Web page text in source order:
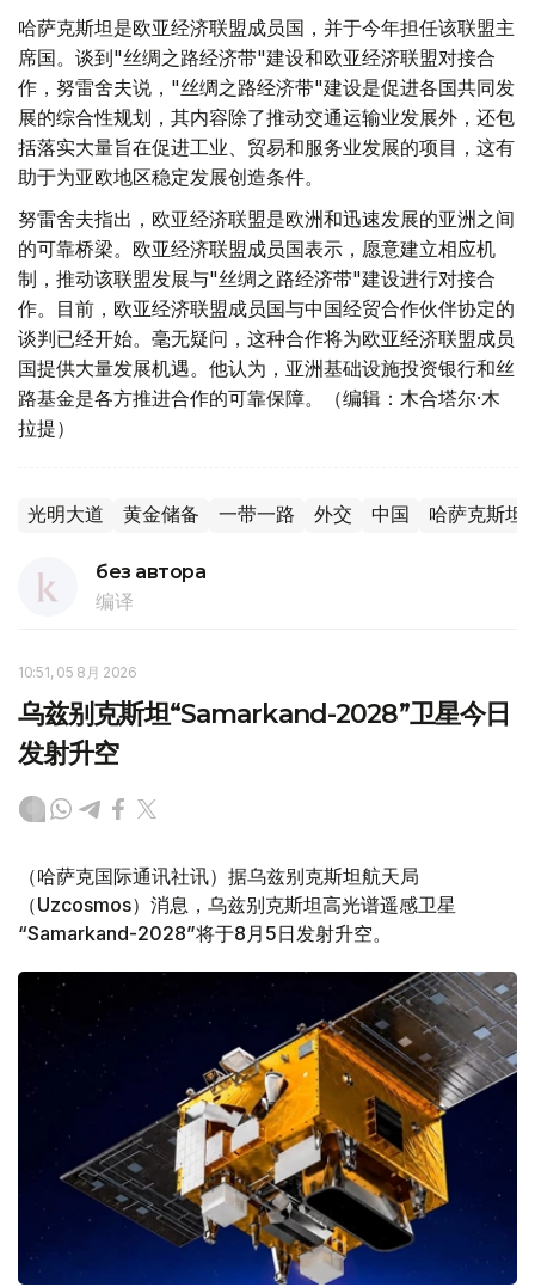
哈萨克斯坦是欧亚经济联盟成员国，并于今年担任该联盟主
席国。谈到"丝绸之路经济带"建设和欧亚经济联盟对接合
作，努雷舍夫说，"丝绸之路经济带"建设是促进各国共同发
展的综合性规划，其内容除了推动交通运输业发展外，还包
括落实大量旨在促进工业、贸易和服务业发展的项目，这有
助于为亚欧地区稳定发展创造条件。
努雷舍夫指出，欧亚经济联盟是欧洲和迅速发展的亚洲之间
的可靠桥梁。欧亚经济联盟成员国表示，愿意建立相应机
制，推动该联盟发展与"丝绸之路经济带"建设进行对接合
作。目前，欧亚经济联盟成员国与中国经贸合作伙伴协定的
谈判已经开始。毫无疑问，这种合作将为欧亚经济联盟成员
国提供大量发展机遇。他认为，亚洲基础设施投资银行和丝
路基金是各方推进合作的可靠保障。（编辑：木合塔尔·木
拉提）
光明大道 黄金储备 一带一路 外交 中国 哈萨克斯坦
без автора
编译
10:51, 05 8月 2026
乌兹别克斯坦“Samarkand-2028”卫星今日
发射升空
（哈萨克国际通讯社讯）据乌兹别克斯坦航天局
（Uzcosmos）消息，乌兹别克斯坦高光谱遥感卫星
“Samarkand-2028”将于8月5日发射升空。